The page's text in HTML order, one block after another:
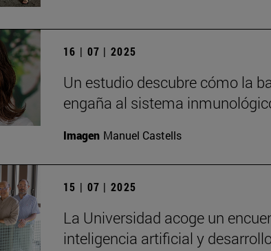
16 | 07 | 2025
Un estudio descubre cómo la
engaña al sistema
Imagen Manuel Castells
15 | 07 | 2025
La Universidad acoge un
inteligencia artificial y